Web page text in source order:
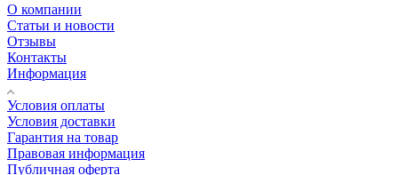
О компании
Статьи и новости
Отзывы
Контакты
Информация
Условия оплаты
Условия доставки
Гарантия на товар
Правовая информация
Публичная оферта